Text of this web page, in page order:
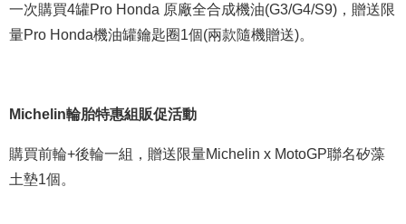
一次購買4罐Pro Honda 原廠全合成機油(G3/G4/S9)，贈送限
量Pro Honda機油罐鑰匙圈1個(兩款隨機贈送)。
Michelin輪胎特惠組販促活動
購買前輪+後輪一組，贈送限量Michelin x MotoGP聯名矽藻
土墊1個。